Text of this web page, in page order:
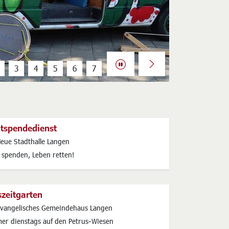
Next
Leben retten!
Stadthalle Langen
dienstags auf den Petrus-Wiesen
Gemeindehaus Langen